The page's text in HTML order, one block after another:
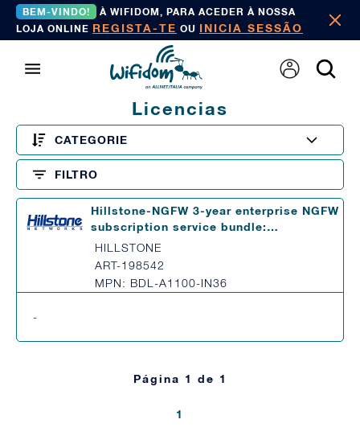
BEM-VINDO!
À WIFIDOM, PARA ACEDER À NOSSA
LOJA ONLINE REGISTA-TE OU INICIA SESSÃO
Licencias
CATEGORIE
FILTRO
Hillstone-NGFW 3-year enterprise NGFW
subscription service bundle:…
HILLSTONE
ART-198542
MPN: BDL-A1100-IN36
-
Página 1 de 1
1